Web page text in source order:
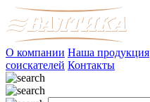
О компании Наша продукция
соискателей Контакты